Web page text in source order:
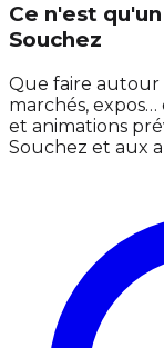
Ce n'est
Souchez
Que faire autour
marchés,
et animations
Souchez et aux